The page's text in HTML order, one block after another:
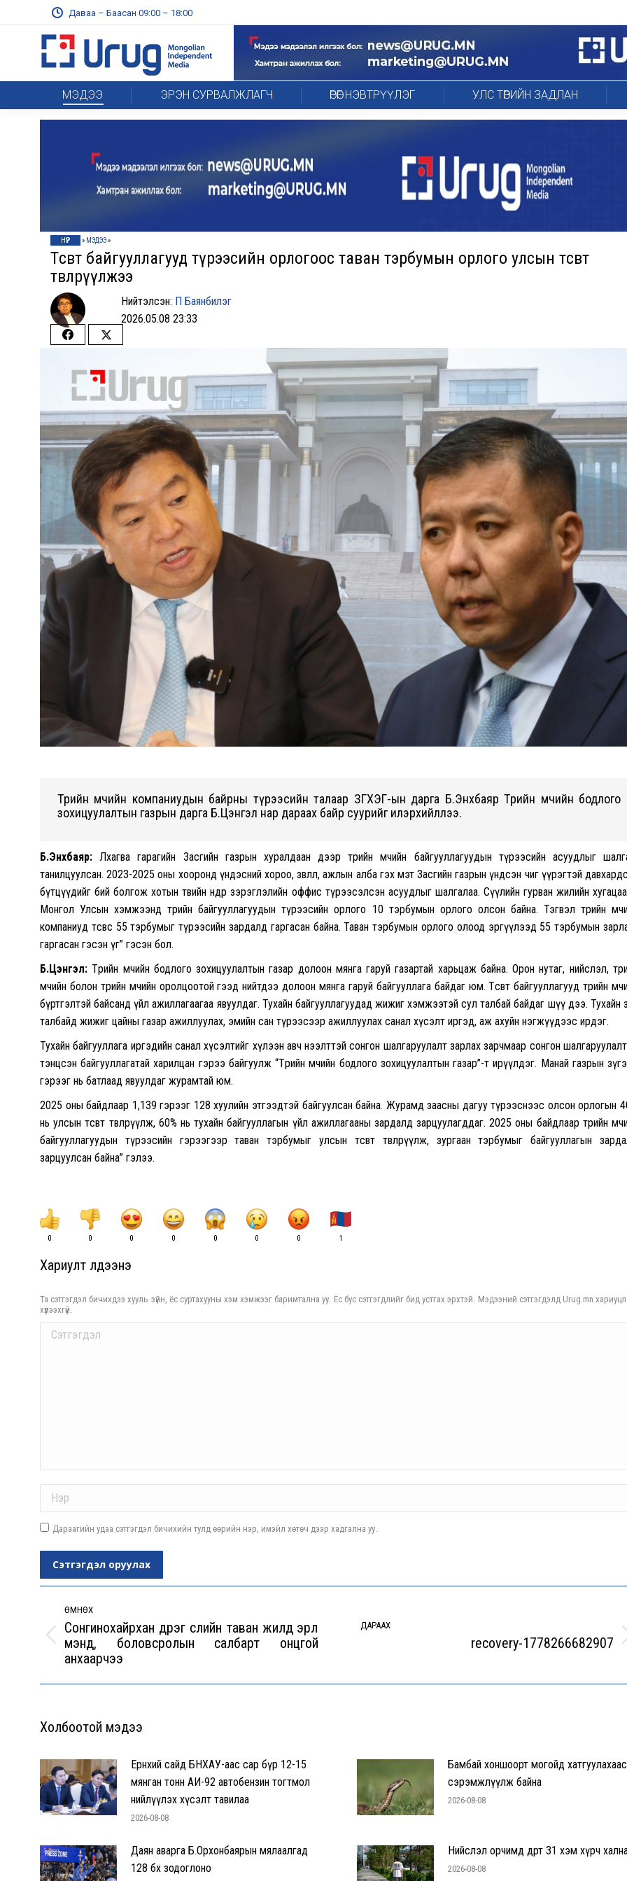
Даваа – Баасан 09:00 – 18:00
МЭДЭЭ ЭРЭН СУРВАЛЖЛАГЧ ӨРӨГ НЭВТРҮҮЛЭГ УЛС ТӨРИЙН ЗАДЛАН
НҮҮР » МЭДЭЭ»
Төсөвт байгууллагууд түрээсийн орлогоос таван тэрбумын орлого улсын төсөвт
төвлөрүүлжээ
Нийтэлсэн: П Баянбилэг
2026.05.08 23:33
Share
Facebook
Share
Twitter
Төрийн өмчийн компаниудын байрны түрээсийн талаар ЗГХЭГ-ын дарга Б.Энхбаяр Төрийн өмчийн бодлого
зохицуулалтын газрын дарга Б.Цэнгэл нар дараах байр суурийг илэрхийллээ.
Б.Энхбаяр:Лхагва гарагийн Засгийн газрын хуралдаан дээр төрийн өмчийн байгууллагуудын түрээсийн асуудлыг
танилцуулсан. 2023-2025 оны хооронд үндэсний хороо, зөвлөл, ажлын алба гэх мэт Засгийн газрын үндсэн чиг үүрэгтэй
бүтцүүдийг бий болгож хотын төвийн өндөр зэрэглэлийн оффис түрээсэлсэн асуудлыг шалгалаа. Сүүлийн гурван жилийн
Монгол Улсын хэмжээнд төрийн байгууллагуудын түрээсийн орлого 10 тэрбумын орлого олсон байна. Тэгвэл төрийн
компаниуд төсвөөс 55 тэрбумыг түрээсийн зардалд гаргасан байна. Таван тэрбумын орлого олоод эргүүлээд 55 тэрбумын
гаргасан гэсэн үг” гэсэн бол.
Б.Цэнгэл:Төрийн өмчийн бодлого зохицуулалтын газар долоон мянга гаруй газартай харьцаж байна. Орон нутаг, нийслэл,
өмчийн болон төрийн өмчийн оролцоотой гээд нийтдээ долоон мянга гаруй байгууллага байдаг юм. Төсөвт байгууллагууд төрийн
бүртгэлтэй байсанд үйл ажиллагаагаа явуулдаг. Тухайн байгууллагуудад жижиг хэмжээтэй сул талбай байдаг шүү дээ. Тухайн
талбайд жижиг цайны газар ажиллуулах, эмийн сан түрээсээр ажиллуулах санал хүсэлт иргэд, аж ахуйн нэгжүүдээс ирдэг.
Тухайн байгууллага иргэдийн санал хүсэлтийг хүлээн авч нээлттэй сонгон шалгаруулалт зарлах зарчмаар сонгон
тэнцсэн байгууллагатай харилцан гэрээ байгуулж “Төрийн өмчийн бодлого зохицуулалтын газар”-т ирүүлдэг. Манай газрын
гэрээг нь батлаад явуулдаг журамтай юм.
2025 оны байдлаар 1,139 гэрээг 128 хуулийн этгээдтэй байгуулсан байна. Журамд заасны дагуу түрээснээс олсон орлогын
нь улсын төсөвт төвлөрүүлж, 60% нь тухайн байгууллагын үйл ажиллагааны зардалд зарцуулагддаг. 2025 оны байдлаар төрийн
байгууллагуудын түрээсийн гэрээгээр таван тэрбумыг улсын төсөвт төвлөрүүлж, зургаан тэрбумыг байгууллагын
зарцуулсан байна” гэлээ.
0 0 0 0 0 0 0 1
Хариулт үлдээнэ үү
Та сэтгэгдэл бичихдээ хууль зүйн, ёс суртахууны хэм хэмжээг баримтална уу. Ёс бус сэтгэгдлийг бид устгах эрхтэй. Мэдээний сэтгэгдэлд Urug.mn
хүлээхгүй.
Comment
Дараагийн удаа сэтгэгдэл бичихийн тулд өөрийн нэр, имэйл хөтөч дээр хадгална уу.
Сэтгэгдэл оруулах
navigation
ӨМНӨХ
Previous
post:
Сонгинохайрхан дүүрэг сүүлийн таван жилд эрүүл
мэнд, боловсролын салбарт онцгой
анхаарчээ
ДАРААХ
recovery-1778266682907
Холбоотой мэдээ
Ерөнхий сайд БНХАУ-аас сар бүр 12-15
мянган тонн АИ-92 автобензин тогтмол
нийлүүлэх хүсэлт тавилаа
2026-08-08
Бамбай хоншоорт могойд хатгуулахаас
сэрэмжлүүлж байна
2026-08-08
Даян аварга Б.Орхонбаярын мялаалгад
128 бөх зодоглоно
Нийслэл орчимд өдөртөө 31 хэм хүрч
2026-08-08